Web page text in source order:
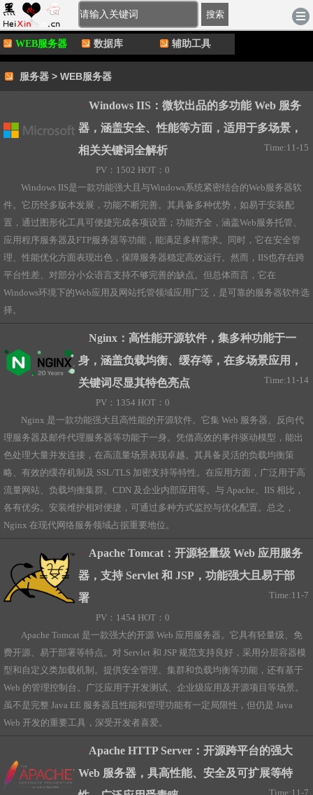
[登录] 账户充值| 电脑版
搜索
WEB服务器 数据库 辅助工具
服务器 > WEB服务器
Windows IIS：微软出品的多功能 Web 服务
器，涵盖安全、性能等方面，适用于多场景，
相关关键词全解析
Time:11-15
PV：1502 HOT：0
Windows IIS是一款功能强大且与Windows系统紧密结合的Web服务器软
件。它历经多版本发展，功能不断完善。其具备多种优势，如易于安装配
置，通过图形化工具可便捷完成各项设置；功能齐全，涵盖Web服务托管、
应用程序服务器及FTP服务器等功能，能满足多样需求。同时，它在安全管
理、性能优化方面表现出色，保障服务器稳定高效运行。然而，IIS也存在跨
平台性差、对部分小众语言支持不够完善的缺点。但总体而言，它在
Windows环境下的Web应用及网站托管领域应用广泛，是可靠的服务器软件选
择。
Nginx：高性能开源软件，集多种功能于一
身，涵盖负载均衡、缓存等，在多场景应用，
关键词尽显其特色亮点
Time:11-14
PV：1354 HOT：0
Nginx 是一款功能强大且高性能的开源软件。它集 Web 服务器、反向代
理服务器及邮件代理服务器等功能于一身。凭借高效的事件驱动模型，能出
色处理大量并发连接，在高流量场景表现卓越。其具备灵活的负载均衡策
略、有效的缓存机制及 SSL/TLS 加密支持等特性。在应用方面，广泛用于高
流量网站、负载均衡集群、CDN 及企业内部应用等。与 Apache、IIS 相比，
各有优劣。安装维护相对便捷，可通过多种方式监控与优化配置。总之，
Nginx 在现代网络服务领域占据重要地位。
Apache Tomcat：开源轻量级 Web 应用服务
器，支持 Servlet 和 JSP，功能强大且易于部
署
Time:11-7
PV：1454 HOT：0
Apache Tomcat 是一款强大的开源 Web 应用服务器。它具有轻量级、免
费开源、易于部署等特点。对 Servlet 和 JSP 规范支持良好，采用分层容器模
型和自定义类加载机制。提供安全管理、集群和负载均衡等功能，还有基于
Web 的管理控制台。广泛应用于开发测试、企业级应用及开源项目等场景。
虽不是完整 Java EE 服务器且性能和管理功能有一定局限性，但仍是 Java
Web 开发的重要工具，深受开发者喜爱。
Apache HTTP Server：开源跨平台的强大
Web 服务器，具高性能、安全及可扩展等特
Time:11-7